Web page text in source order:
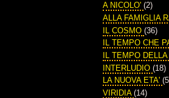
A NICOLO' (2)
ALLA FAMIGLIA
IL COSMO (36)
IL TEMPO CHE
IL TEMPO
INTERLUDIO (18)
LA NUOVA ETA'
VIRIDIA (14)